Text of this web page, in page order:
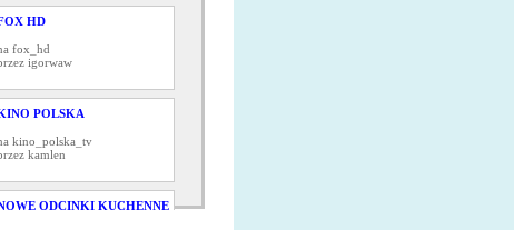
HD
fox_hd
igorwaw
POLSKA
kino_polska_tv
kamlen
ODCINKI KUCHENNE